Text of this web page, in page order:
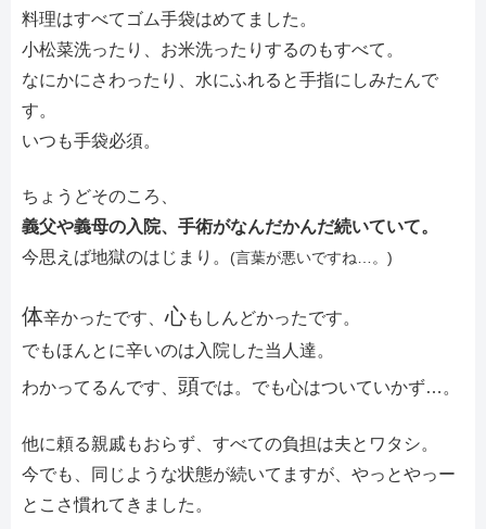
料理はすべてゴム手袋はめてました。
小松菜洗ったり、お米洗ったりするのもすべて。
なにかにさわったり、水にふれると手指にしみたんで
す。
いつも手袋必須。
ちょうどそのころ、
義父や義母の入院、手術がなんだかんだ続いていて。
今思えば地獄のはじまり。 (言葉が悪いですね…。)
体辛かったです、心もしんどかったです。
でもほんとに辛いのは入院した当人達。
わかってるんです、 頭では。でも心はついていかず…。
他に頼る親戚もおらず、すべての負担は夫とワタシ。
今でも、同じような状態が続いてますが、やっとやっー
とこさ慣れてきました。